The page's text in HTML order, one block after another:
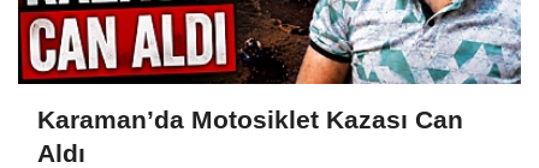
Karaman’da Motosiklet Kazası Can
Aldı